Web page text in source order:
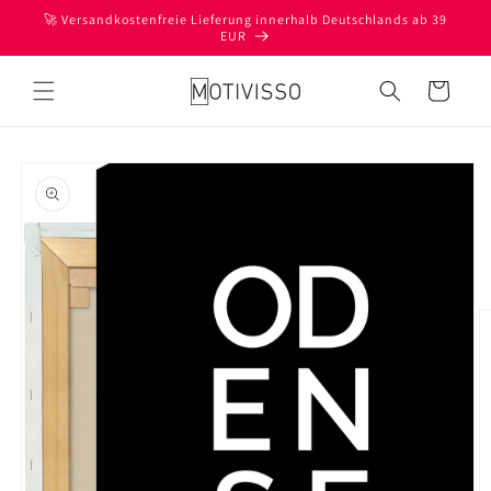
zum
🚀 Versandkostenfreie Lieferung innerhalb Deutschlands ab 39
EUR
Warenkorb